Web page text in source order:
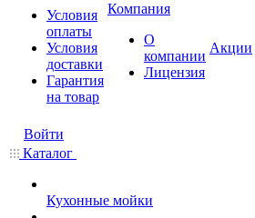
Условия
оплаты
Условия
доставки
Гарантия
на товар
Компания
О
компании
Лицензия
Акции
Войти
Каталог
Кухонные мойки